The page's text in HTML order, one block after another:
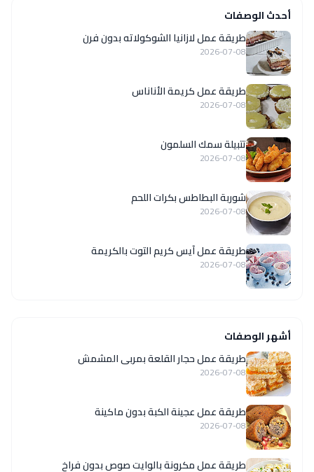
أحدث الوصفات
طريقة عمل لازانيا الشوكولاته بدون فرن
2026-07-08
طريقة عمل كريمة الأناناس
2026-07-08
تتبيلة سمك السلمون
2026-07-08
شوربة البطاطس بكرات اللحم
2026-07-08
طريقة عمل آيس كريم التوت بالكريمة
2026-07-08
أشهر الوصفات
طريقة عمل حجار القلعة بمربى المشمش
2026-07-08
طريقة عمل عجينة الكبة بدون ماكينة
2026-07-08
طريقة عمل مكرونة بالوايت صوص بدون فراخ